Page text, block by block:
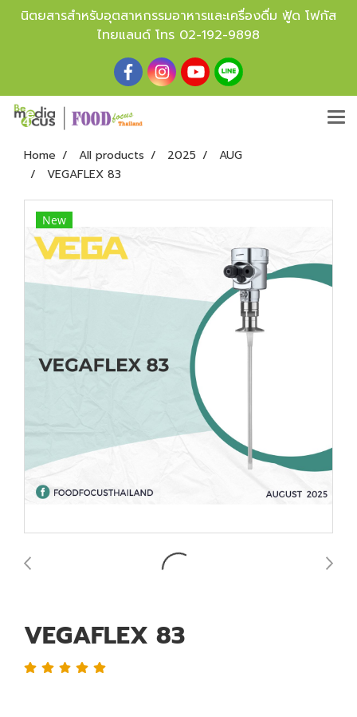
นิตยสารสำหรับอุตสาหกรรมอาหารและเครื่องดื่ม ฟู้ด โฟกัส
ไทยแลนด์ โทร 02-192-9898
Home All products 2025
AUG
VEGAFLEX 83
New
VEGAFLEX 83